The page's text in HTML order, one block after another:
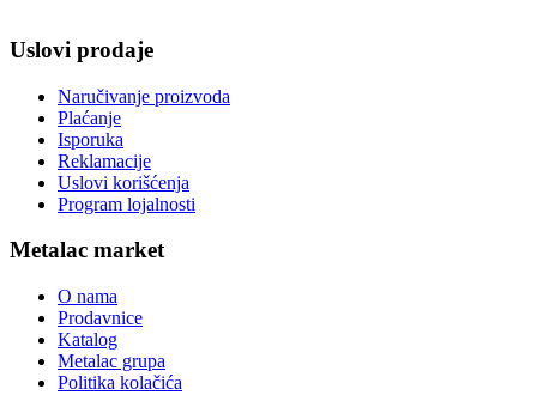
Uslovi prodaje
Naručivanje proizvoda
Plaćanje
Isporuka
Reklamacije
Uslovi korišćenja
Program lojalnosti
Metalac market
O nama
Prodavnice
Katalog
Metalac grupa
Politika kolačića